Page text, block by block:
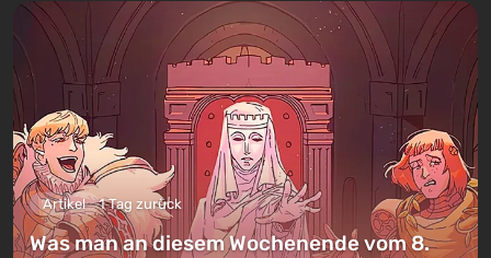
Artikel 1 Tag zurück
Was man an diesem Wochenende vom 8.